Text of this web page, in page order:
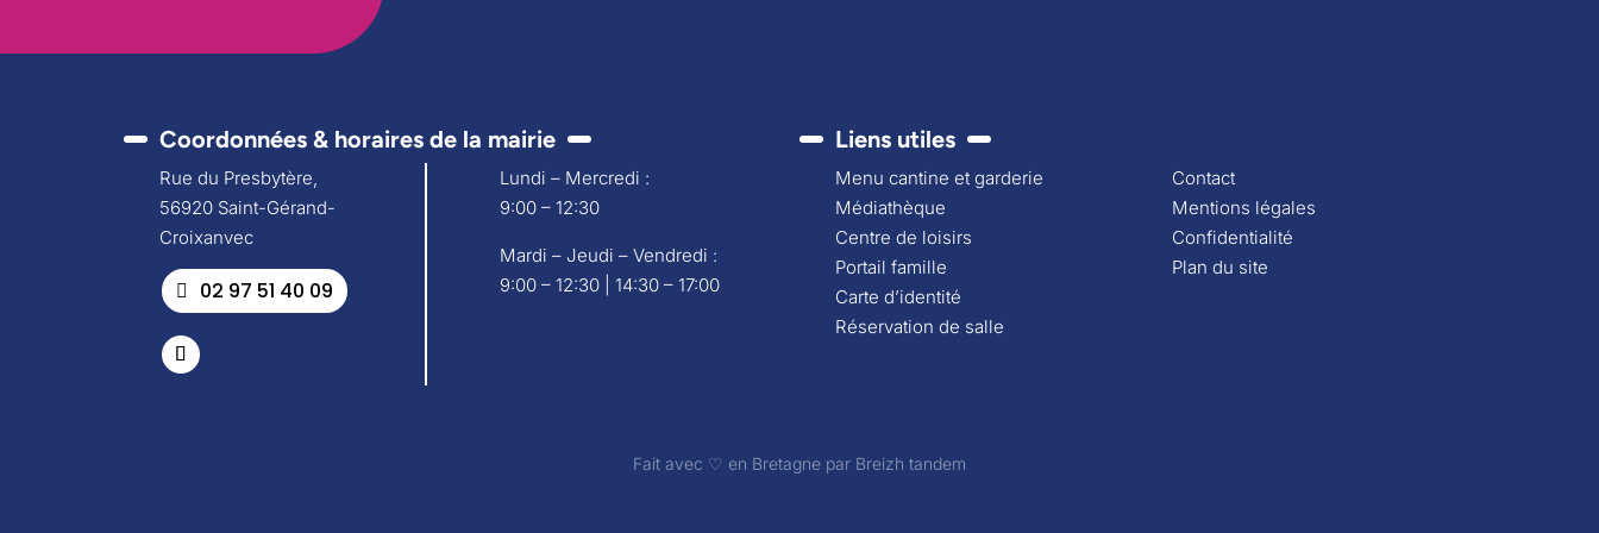
Coordonnées & horaires de la mairie Liens utiles
Rue du Presbytère,
56920 Saint-Gérand-
Croixanvec
02 97 51 40 09
Lundi – Mercredi :
9:00 – 12:30
Mardi – Jeudi – Vendredi :
9:00 – 12:30 | 14:30 – 17:00
Menu cantine et garderie
Médiathèque
Centre de loisirs
Portail famille
Carte d’identité
Réservation de salle
Contact
Mentions légales
Confidentialité
Plan du site
Fait avec ♡ en Bretagne par Breizh tandem